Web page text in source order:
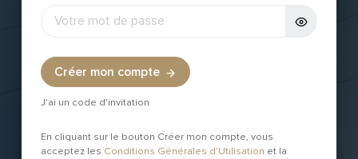
Créer mon compte
J'ai un code d'invitation
En cliquant sur le bouton Créer mon compte, vous
acceptez les Conditions Générales d’Utilisation et la